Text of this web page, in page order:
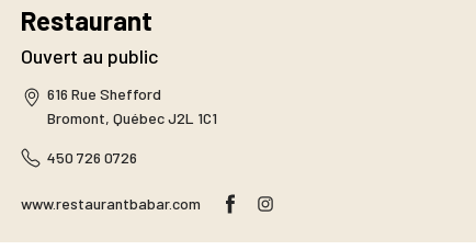
Restaurant
Ouvert au public
616 Rue Shefford
Bromont, QuébecJ2L 1C1
450 726 0726
www.restaurantbabar.com